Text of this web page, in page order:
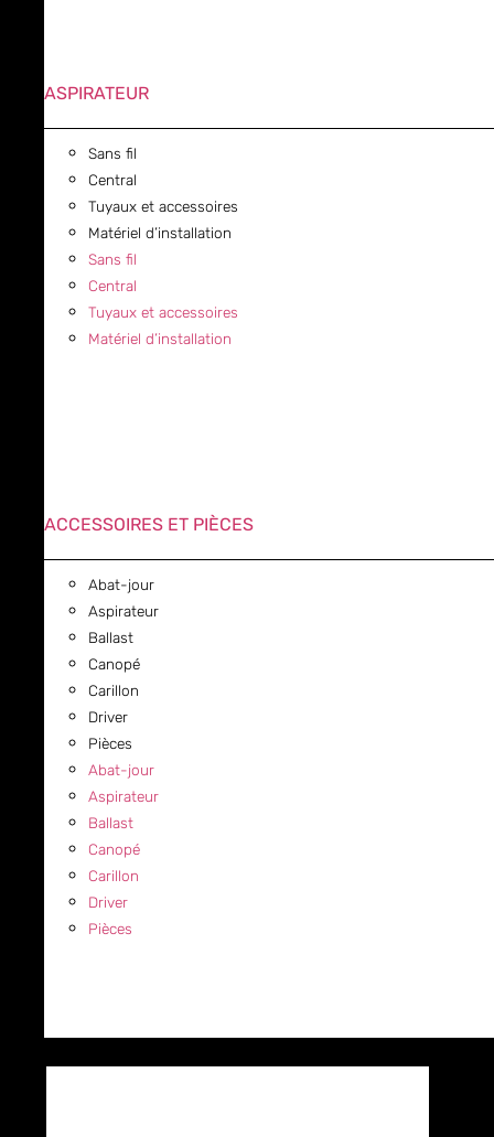
ASPIRATEUR
Sans fil
Central
Tuyaux et accessoires
Matériel d’installation
Sans fil
Central
Tuyaux et accessoires
Matériel d’installation
ACCESSOIRES ET PIÈCES
Abat-jour
Aspirateur
Ballast
Canopé
Carillon
Driver
Pièces
Abat-jour
Aspirateur
Ballast
Canopé
Carillon
Driver
Pièces